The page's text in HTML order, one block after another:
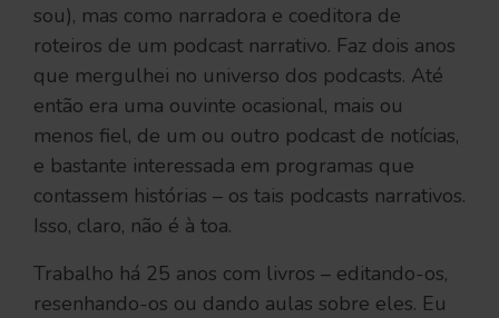
sou), mas como narradora e coeditora de
roteiros de um podcast narrativo. Faz dois anos
que mergulhei no universo dos podcasts. Até
então era uma ouvinte ocasional, mais ou
menos fiel, de um ou outro podcast de notícias,
e bastante interessada em programas que
contassem histórias – os tais podcasts narrativos.
Isso, claro, não é à toa.
Trabalho há 25 anos com livros – editando-os,
resenhando-os ou dando aulas sobre eles. Eu